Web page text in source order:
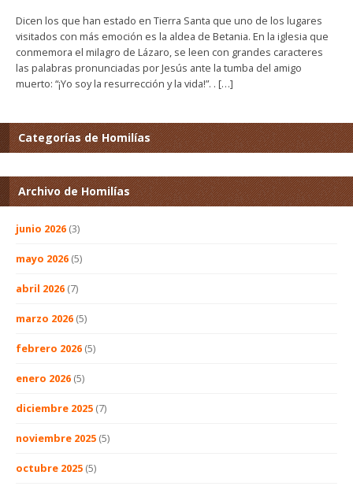
Dicen los que han estado en Tierra Santa que uno de los lugares
visitados con más emoción es la aldea de Betania. En la iglesia que
conmemora el milagro de Lázaro, se leen con grandes caracteres
las palabras pronunciadas por Jesús ante la tumba del amigo
muerto: “¡Yo soy la resurrección y la vida!”. . […]
Categorías de Homilías
Archivo de Homilías
junio 2026 (3)
mayo 2026 (5)
abril 2026 (7)
marzo 2026 (5)
febrero 2026 (5)
enero 2026 (5)
diciembre 2025 (7)
noviembre 2025 (5)
octubre 2025 (5)